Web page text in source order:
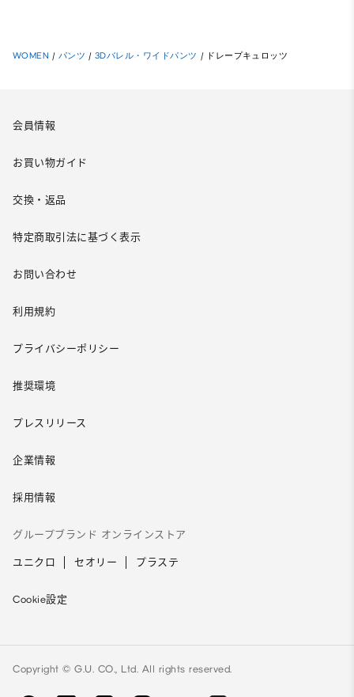
WOMEN / パンツ / 3Dバレル・ワイドパンツ / ドレープキュロッツ
会員情報
お買い物ガイド
交換・返品
特定商取引法に基づく表示
お問い合わせ
利用規約
プライバシーポリシー
推奨環境
プレスリリース
企業情報
採用情報
グループブランド オンラインストア
ユニクロ セオリー プラステ
Cookie設定
Copyright © G.U. CO., Ltd. All rights reserved.